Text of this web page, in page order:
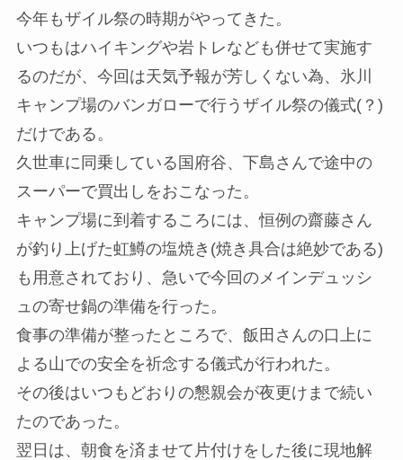
今年もザイル祭の時期がやってきた。
いつもはハイキングや岩トレなども併せて実施す
るのだが、今回は天気予報が芳しくない為、氷川
キャンプ場のバンガローで行うザイル祭の儀式(？)
だけである。
久世車に同乗している国府谷、下島さんで途中の
スーパーで買出しをおこなった。
キャンプ場に到着するころには、恒例の齋藤さん
が釣り上げた虹鱒の塩焼き(焼き具合は絶妙である)
も用意されており、急いで今回のメインデュッシ
ュの寄せ鍋の準備を行った。
食事の準備が整ったところで、飯田さんの口上に
よる山での安全を祈念する儀式が行われた。
その後はいつもどおりの懇親会が夜更けまで続い
たのであった。
翌日は、朝食を済ませて片付けをした後に現地解